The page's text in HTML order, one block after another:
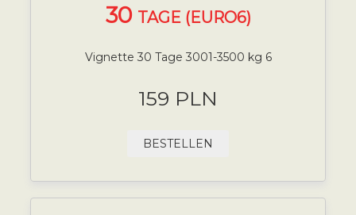
30 TAGE (EURO6)
Vignette 30 Tage 3001-3500 kg 6
159 PLN
BESTELLEN